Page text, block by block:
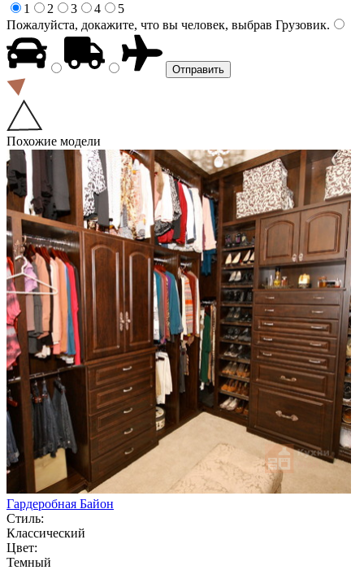
1
2 3 4
5
Пожалуйста, докажите, что вы человек, выбрав Грузовик.
Похожие модели
Гардеробная Байон
Стиль:
Классический
Цвет:
Темный